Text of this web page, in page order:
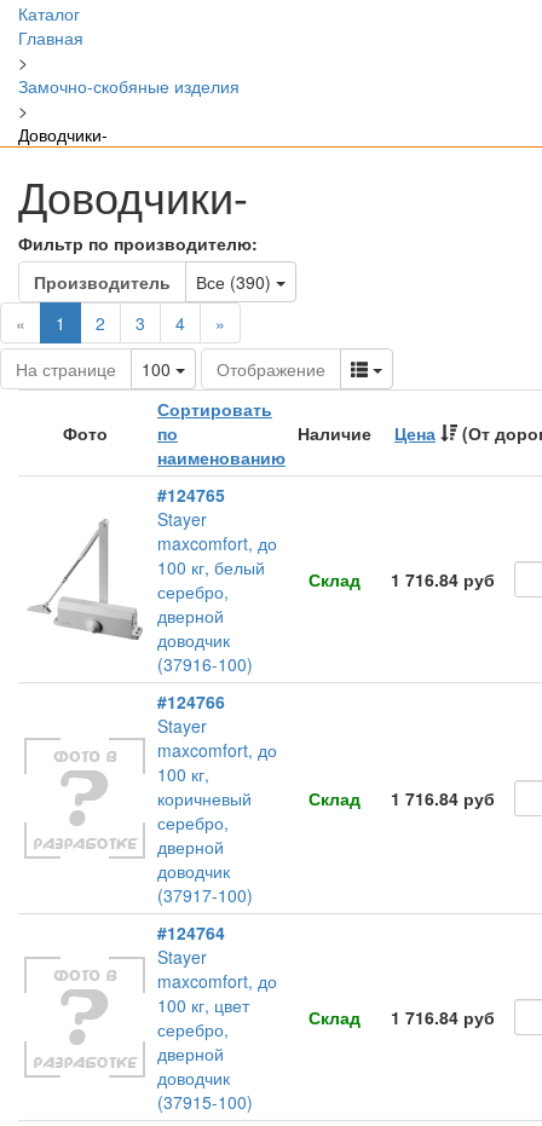
Каталог
Главная
>
Замочно-скобяные изделия
>
Доводчики-
Доводчики-
Фильтр по производителю:
Производитель
Все (390) Toggle Dropdown
«
1 (current)
2 3 4
»
На странице
100 Toggle Dropdown
Отображение Toggle Dropdown
Фото
Сортировать
по
наименованию
Наличие Цена (От
#124765
Stayer
maxcomfort, до
100 кг, белый
серебро,
дверной
доводчик
(37916-100)
Склад 1 716.84 руб
#124766
Stayer
maxcomfort, до
100 кг,
коричневый
серебро,
дверной
доводчик
(37917-100)
Склад 1 716.84 руб
#124764
Stayer
maxcomfort, до
100 кг, цвет
серебро,
дверной
доводчик
(37915-100)
Склад 1 716.84 руб